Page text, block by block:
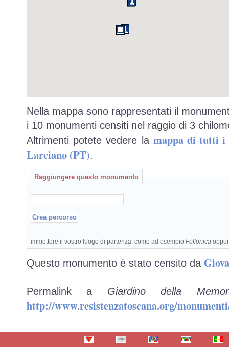
Nella mappa sono rappresentati il
i 10 monumenti censiti nel raggio di 3
Altrimenti potete vedere la mappa di tutti i
Larciano (PT).
Raggiungere questo monumento
immettere il vostro luogo di partenza, come ad esempio Follonica
Questo monumento è stato censito da
Permalink a Giardino della
http://www.resistenzatoscana.org/